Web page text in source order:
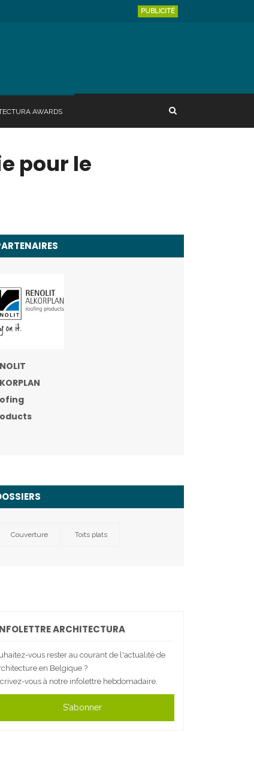
PUBLICITÉ
AWARDS
pour le
Couverture Toits plats
ARCHITECTURA
vous rester au courant de l'actualité de
en Belgique ?
vous à notre infolettre hebdomadaire.
S'abonner